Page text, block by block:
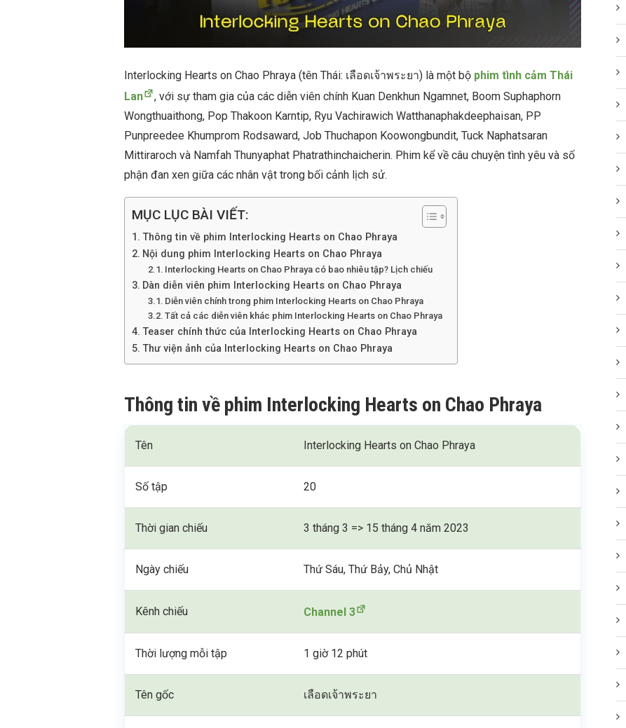
Interlocking Hearts on Chao Phraya (tên Thái: เลือดเจ้าพระยา) là một bộ phim tình cảm Thái
Lan
, với sự tham gia của các diễn viên chính Kuan Denkhun Ngamnet, Boom Suphaphorn
Wongthuaithong, Pop Thakoon Karntip, Ryu Vachirawich Watthanaphakdeephaisan, PP
Punpreedee Khumprom Rodsaward, Job Thuchapon Koowongbundit, Tuck Naphatsaran
Mittiraroch và Namfah Thunyaphat Phatrathinchaicherin. Phim kể về câu chuyện tình yêu và số
phận đan xen giữa các nhân vật trong bối cảnh lịch sử.
MỤC LỤC BÀI VIẾT:
Thông tin về phim Interlocking Hearts on Chao Phraya
Nội dung phim Interlocking Hearts on Chao Phraya
Interlocking Hearts on Chao Phraya có bao nhiêu tập? Lịch chiếu
Dàn diễn viên phim Interlocking Hearts on Chao Phraya
Diễn viên chính trong phim Interlocking Hearts on Chao Phraya
Tất cả các diễn viên khác phim Interlocking Hearts on Chao Phraya
Teaser chính thức của Interlocking Hearts on Chao Phraya
Thư viện ảnh của Interlocking Hearts on Chao Phraya
Thông tin về phim Interlocking Hearts on Chao Phraya
Tên Interlocking Hearts on Chao Phraya
Số tập 20
Thời gian chiếu 3 tháng 3 => 15 tháng 4 năm 2023
Ngày chiếu Thứ Sáu, Thứ Bảy, Chủ Nhật
Kênh chiếu Channel 3
Thời lượng mỗi tập 1 giờ 12 phút
Tên gốc เลือดเจ้าพระยา